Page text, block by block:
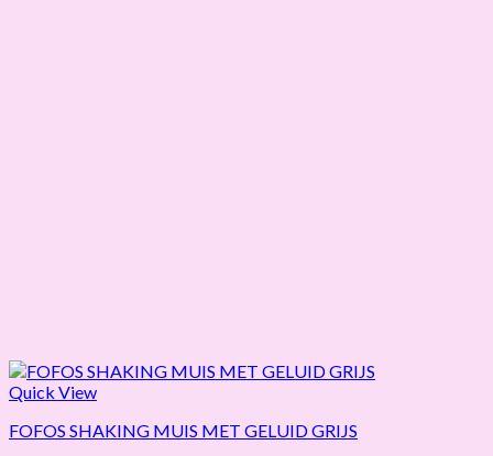
Quick View
FOFOS SHAKING MUIS MET GELUID GRIJS